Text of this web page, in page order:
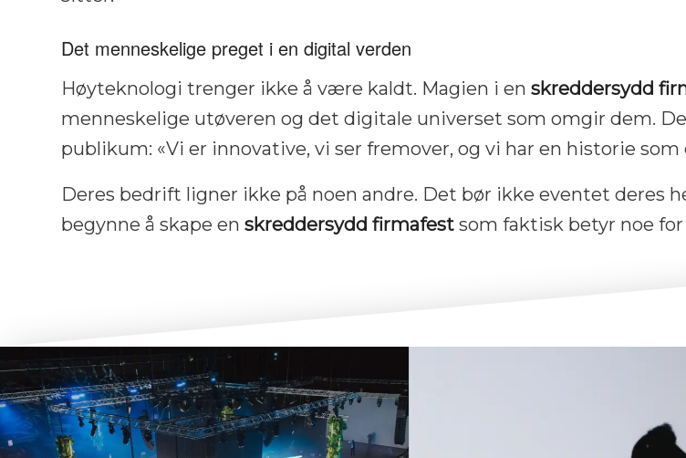
Det menneskelige preget i en digital verden
Høyteknologi trenger ikke å være kaldt. Magien i en skreddersydd
menneskelige utøveren og det digitale universet som omgir dem.
publikum: «Vi er innovative, vi ser fremover, og vi har en historie som
Deres bedrift ligner ikke på noen andre. Det bør ikke eventet deres
begynne å skape en skreddersydd firmafest som faktisk betyr noe